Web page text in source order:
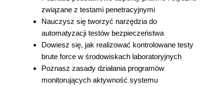
związane z testami penetracyjnymi
Nauczysz się tworzyć narzędzia do
automatyzacji testów bezpieczeństwa
Dowiesz się, jak realizować kontrolowane testy
brute force w środowiskach laboratoryjnych
Poznasz zasady działania programów
monitorujących aktywność systemu